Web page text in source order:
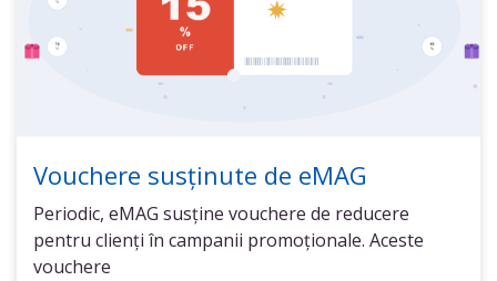
Vouchere susținute de eMAG
Periodic, eMAG susține vouchere de reducere
pentru clienți în campanii promoționale. Aceste
vouchere